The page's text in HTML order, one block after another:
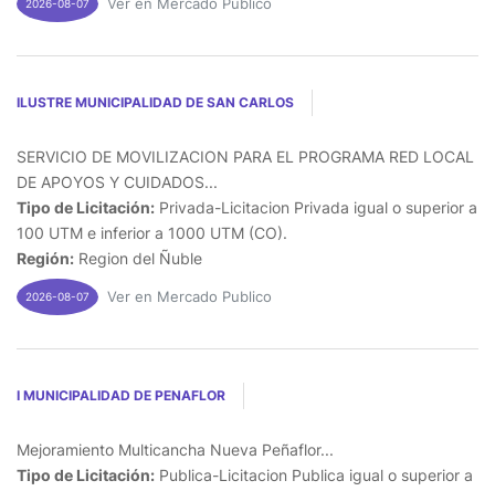
2026-08-07 Ver en Mercado Publico
ILUSTRE MUNICIPALIDAD DE SAN CARLOS
SERVICIO DE MOVILIZACION PARA EL PROGRAMA RED LOCAL
DE APOYOS Y CUIDADOS...
Tipo de Licitación: Privada-Licitacion Privada igual o superior a
100 UTM e inferior a 1000 UTM (CO).
Región: Region del Ñuble
2026-08-07 Ver en Mercado Publico
I MUNICIPALIDAD DE PENAFLOR
Mejoramiento Multicancha Nueva Peñaflor...
Tipo de Licitación: Publica-Licitacion Publica igual o superior a